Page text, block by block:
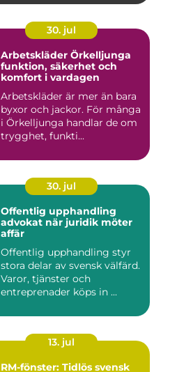
30. jul
Arbetskläder Örkelljunga
funktion, säkerhet och
komfort i vardagen
Arbetskläder är mer än bara
byxor och jackor. För många
i Örkelljunga handlar de om
trygghet, funkti...
30. jul
Offentlig upphandling
advokat när juridik möter
affär
Offentlig upphandling styr
stora delar av svensk välfärd.
Varor, tjänster och
entreprenader köps in ...
13. jul
RM-fönster: Tidlös svensk